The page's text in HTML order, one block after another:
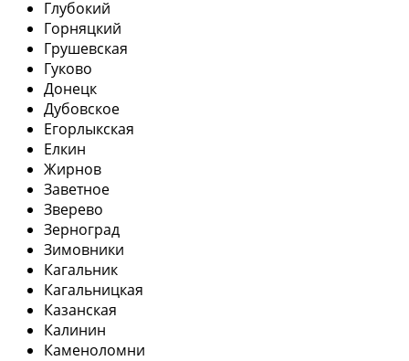
Глубокий
Горняцкий
Грушевская
Гуково
Донецк
Дубовское
Егорлыкская
Елкин
Жирнов
Заветное
Зверево
Зерноград
Зимовники
Кагальник
Кагальницкая
Казанская
Калинин
Каменоломни